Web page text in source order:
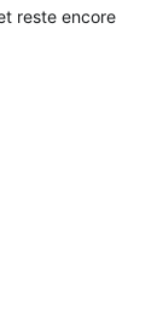
reste encore